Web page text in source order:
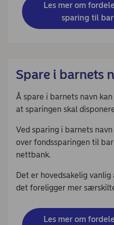
Les mer om
sparing til
Spare i barnets
Å spare i barnets navn
at sparingen skal
Ved sparing i barnets
over fondssparingen til
nettbank.
Det er hovedsakelig
det foreligger mer
Les mer om